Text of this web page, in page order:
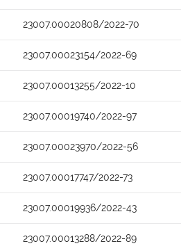
23007.00020808/2022-70
23007.00023154/2022-69
23007.00013255/2022-10
23007.00019740/2022-97
23007.00023970/2022-56
23007.00017747/2022-73
23007.00019936/2022-43
23007.00013288/2022-89